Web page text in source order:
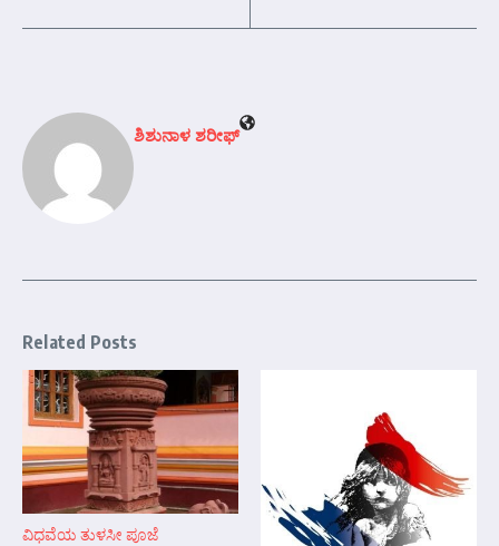
ಶಿಶುನಾಳ ಶರೀಫ್
Related Posts
ವಿಧವೆಯ ತುಳಸೀ ಪೂಜೆ